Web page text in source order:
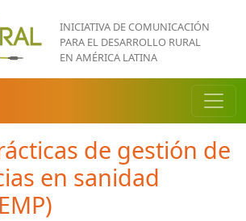
INICIATIVA DE COMUNICACIÓN
PARA EL DESARROLLO RURAL
EN AMÉRICA LATINA
de gestión de
en sanidad